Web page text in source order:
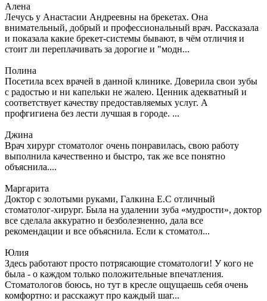
Алена
Лечусь у Анастасии Андреевны на брекетах. Она
внимательный, добрый и профессиональный врач. Рассказала
и показала какие брекет-системы бывают, в чём отличия и
стоит ли переплачивать за дорогие и "модн...
Полина
Посетила всех врачей в данной клинике. Доверила свои зубы
с радостью и ни капельки не жалею. Ценник адекватный и
соответствует качеству предоставляемых услуг. А
профгигиена без лести лучшая в городе. ...
Джина
Врач хирург стоматолог очень понравилась, свою работу
выполнила качественно и быстро, так же все понятно
объяснила....
Маргарита
Доктор с золотыми руками, Галкина Е.С отличный
стоматолог-хирург. Была на удалении зуба «мудрости», доктор
все сделала аккуратно и безболезненно, дала все
рекомендации и все объяснила. Если к стоматол...
Юлия
Здесь работают просто потрясающие стоматологи! У кого не
была - о каждом только положительные впечатления.
Стоматологов боюсь, но тут в кресле ощущаешь себя очень
комфортно: и расскажут про каждый шаг...